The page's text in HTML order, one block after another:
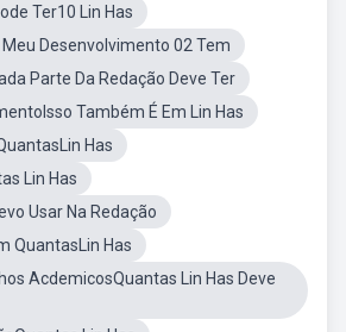
Ter10 Lin Has
Desenvolvimento 02 Tem
Parte Da Redação Deve Ter
Também É Em Lin Has
Has
Lin Has
Usar Na Redação
QuantasLin Has
AcdemicosQuantas Lin Has Deve